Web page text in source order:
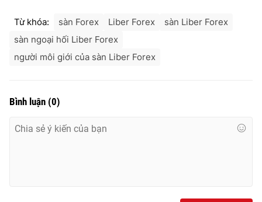
Từ khóa: sàn Forex Liber Forex
sàn Liber Forex
sàn ngoại hối Liber Forex
người môi giới của sàn Liber Forex
Bình luận (0)